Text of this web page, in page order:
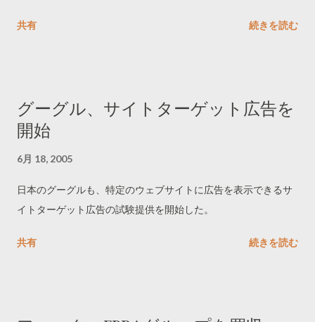
共有 続きを読む
グーグル、サイトターゲット広告を
開始
6月 18, 2005
日本のグーグルも、特定のウェブサイトに広告を表示できるサ
イトターゲット広告の試験提供を開始した。
共有 続きを読む